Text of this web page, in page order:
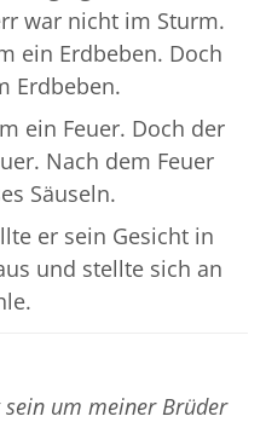
war nicht im Sturm.
ein Erdbeben. Doch
Erdbeben.
ein Feuer. Doch der
Nach dem Feuer
Säuseln.
er sein Gesicht in
und stellte sich an
um meiner Brüder